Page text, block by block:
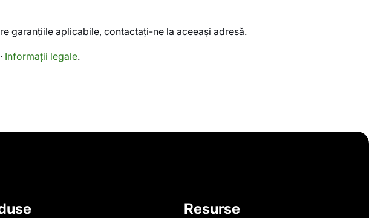
garanțiile aplicabile, contactați-ne la aceeași adresă.
· Informații legale.
Resurse